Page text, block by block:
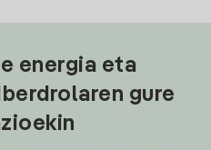
energia eta
gure